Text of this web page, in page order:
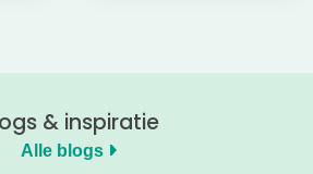
& inspiratie
Alle blogs